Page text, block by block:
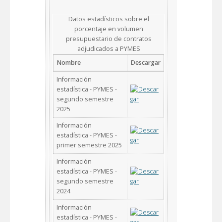
Datos estadísticos sobre el
porcentaje en volumen
presupuestario de contratos
adjudicados a PYMES
Nombre
Descargar
Información
estadística - PYMES -
segundo semestre
2025
Información
estadística - PYMES -
primer semestre 2025
Información
estadística - PYMES -
segundo semestre
2024
Información
estadística - PYMES -